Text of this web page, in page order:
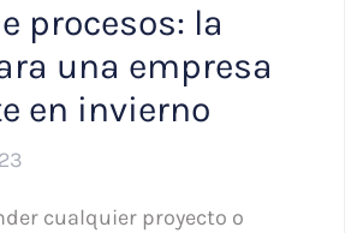
procesos: la
una empresa
en invierno
cualquier proyecto o